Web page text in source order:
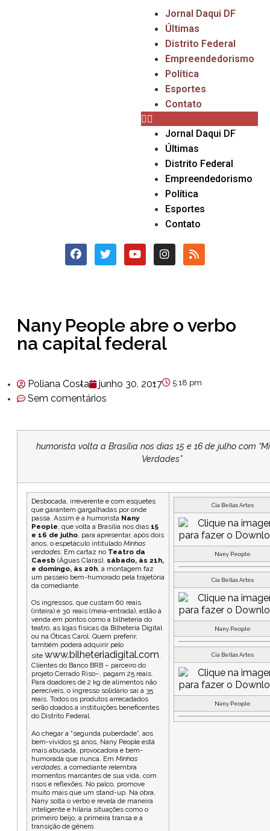
Jornal Daqui DF
Últimas
Distrito Federal
Empreendedorismo
Política
Esportes
Contato
Jornal Daqui DF
Últimas
Distrito Federal
Empreendedorismo
Política
Esportes
Contato
Nany People abre o verbo
na capital federal
Poliana Costa junho 30, 2017 5:18 pm
Sem comentários
humorista volta a Brasília nos dias 15 e 16 de julho com
Verdades”
Desbocada, irreverente e com esquetes
que garantem gargalhadas por onde
passa. Assim é a humorista Nany
People, que volta a Brasília nos dias 15
e 16 de julho, para apresentar, após dois
anos, o espetáculo intitulado Minhas
verdades. Em cartaz no Teatro da
Caesb (Águas Claras), sábado, às 21h,
e domingo, às 20h, a montagem faz
um passeio bem-humorado pela trajetória
da comediante.
Os ingressos, que custam 60 reais
(inteira) e 30 reais (meia-entrada), estão à
venda em pontos como a bilheteria do
teatro, as lojas físicas da Bilheteria Digital
ou na Óticas Carol. Quem preferir,
também poderá adquirir pelo
site www.bilheteriadigital.com.
Clientes do Banco BRB – parceiro do
projeto Cerrado Riso–, pagam 25 reais.
Para doadores de 2 kg de alimentos não
perecíveis, o ingresso solidário sai a 35
reais. Todos os produtos arrecadados
serão doados a instituições beneficentes
do Distrito Federal.
Ao chegar a “segunda puberdade”, aos
bem-vividos 51 anos, Nany People está
mais abusada, provocadora e bem-
humorada que nunca. Em Minhas
verdades , a comediante relembra
momentos marcantes de sua vida, com
risos e reflexões. No palco, promove
muito mais que um stand-up. Na obra,
Nany solta o verbo e revela de maneira
inteligente e hilária situações como o
primeiro beijo, a primeira transa e a
transição de gênero.
Cia Bellas Artes
Nany People
Cia Bellas Artes
Nany People
Cia Bellas Artes
Nany People